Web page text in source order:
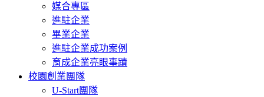
媒合專區
進駐企業
畢業企業
進駐企業成功案例
育成企業亮眼事蹟
校園創業團隊
U-Start團隊